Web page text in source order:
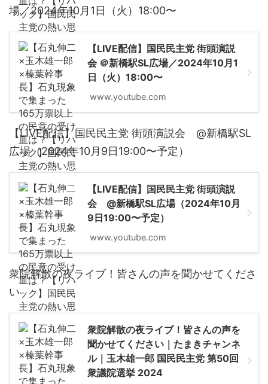
場／2024年10月1日（火）18:00〜
【LIVE配信】国民民主党 街頭演説
会 ＠新橋駅SL広場／2024年10月1
日（火）18:00〜
www.youtube.com
【LIVE配信】国民民主党 街頭演説会 @新橋駅SL
広場（2024年10月9日19:00〜予定）
【LIVE配信】国民民主党 街頭演説
会 @新橋駅SL広場（2024年10月
9日19:00〜予定）
www.youtube.com
衆院解散の夜ライブ！皆さんの声を聞かせてくださ
い
衆院解散の夜ライブ！皆さんの声を
聞かせてください｜たまきチャンネ
ル｜玉木雄一郎 国民民主党 第50回
衆議院選挙 2024